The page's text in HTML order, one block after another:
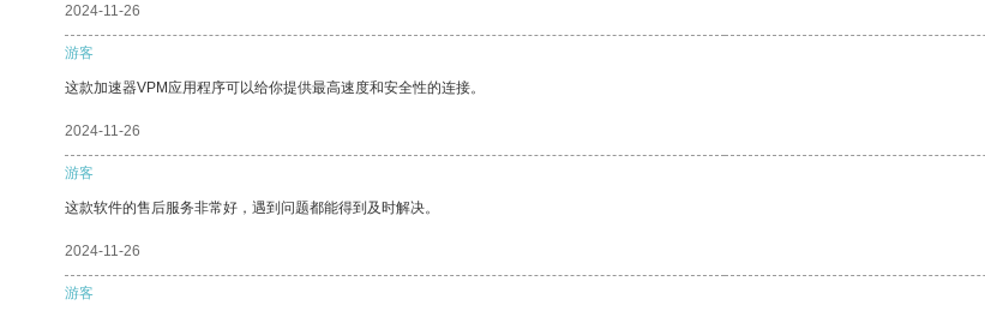
2024-11-26
游客
这款加速器VPM应用程序可以给你提供最高速度和安全性的连接。
2024-11-26
游客
这款软件的售后服务非常好，遇到问题都能得到及时解决。
2024-11-26
游客